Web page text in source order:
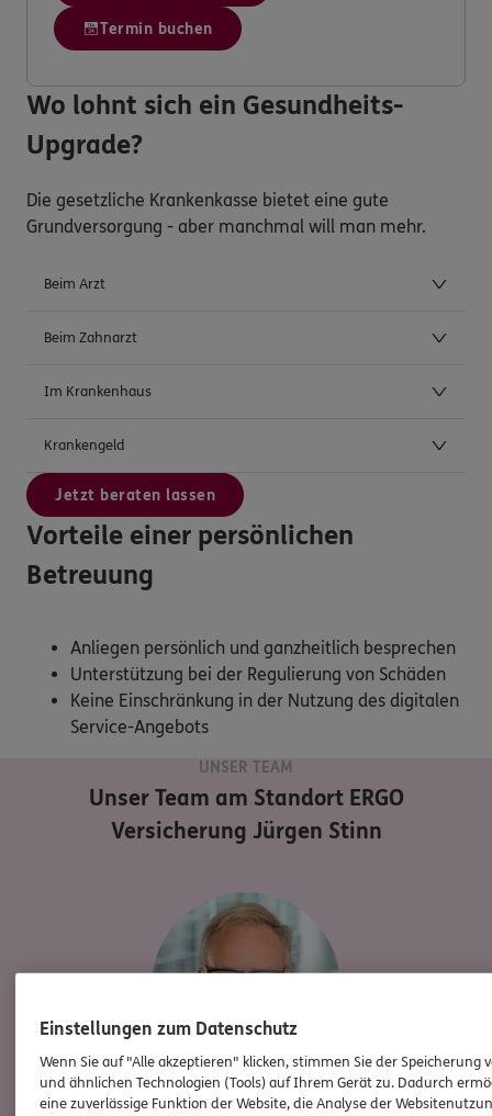
Termin buchen
Wo lohnt sich ein Gesundheits-
Upgrade?
Die gesetzliche Krankenkasse bietet eine gute
Grundversorgung - aber manchmal will man mehr.
Beim Arzt
Beim Zahnarzt
Im Krankenhaus
Krankengeld
Jetzt beraten lassen
Vorteile einer persönlichen
Betreuung
Anliegen persönlich und ganzheitlich besprechen
Unterstützung bei der Regulierung von Schäden
Keine Einschränkung in der Nutzung des digitalen
Service-Angebots
UNSER TEAM
Unser Team am StandortERGO
Versicherung Jürgen Stinn
Einstellungen zum Datenschutz
Wenn Sie auf "Alle akzeptieren" klicken, stimmen Sie der Speicherung
und ähnlichen Technologien (Tools) auf Ihrem Gerät zu. Dadurch
eine zuverlässige Funktion der Website, die Analyse der